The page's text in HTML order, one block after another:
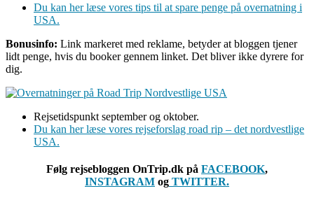
Du kan her læse vores tips til at spare penge på overnatning i
USA.
Bonusinfo: Link markeret med reklame, betyder at bloggen tjener
lidt penge, hvis du booker gennem linket. Det bliver ikke dyrere for
dig.
Rejsetidspunkt september og oktober.
Du kan her læse vores rejseforslag road rip – det nordvestlige
USA.
Følg rejsebloggen OnTrip.dk på FACEBOOK,
INSTAGRAM og TWITTER.